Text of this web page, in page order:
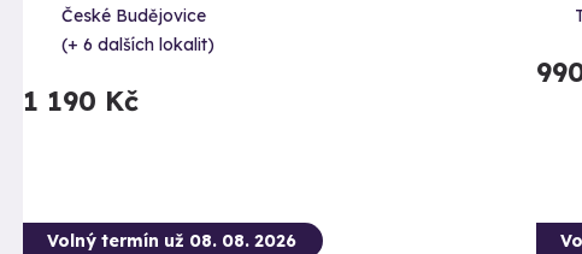
České Budějovice
(+ 6 dalších lokalit)
1 190 Kč
Volný termín už 08. 08. 2026